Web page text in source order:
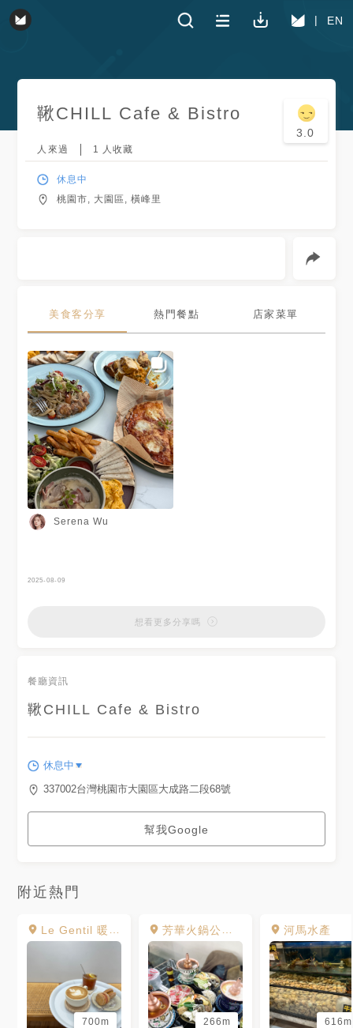
EN
鞦CHILL Cafe & Bistro
3.0
人來過 1 人收藏
休息中
桃園市, 大園區, 橫峰里
美食客分享 熱門餐點 店家菜單
Serena Wu
2025-08-09
想看更多分享嗎
餐廳資訊
鞦CHILL Cafe & Bistro
休息中
337002台灣桃園市大園區大成路二段68號
幫我Google
附近熱門
Le Gentil 暖暖胃
700m
芳華火鍋公司/青埔a17店
266m
河馬水產
616m